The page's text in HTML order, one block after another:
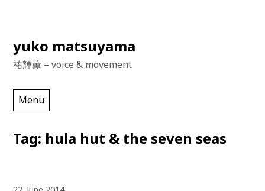
Skip
content
yuko matsuyama
祐輝薫 – voice & movement
Menu
Tag: hula hut & the seven seas